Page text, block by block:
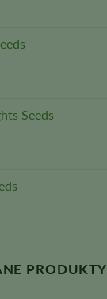
Seeds
PRODUKTY